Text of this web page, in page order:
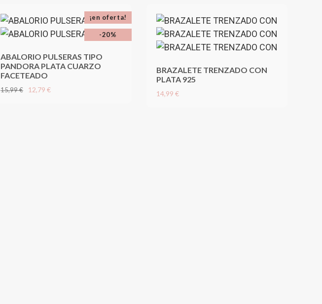
ABALORIO PULSERAS TIPO
PANDORA PLATA CUARZO
FACETEADO
15,99 € 12,79 €
¡en oferta!
-20%
BRAZALETE TRENZADO CON
PLATA 925
14,99 €